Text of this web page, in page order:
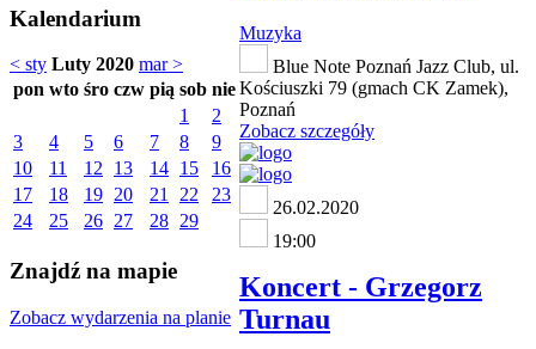
Kalendarium
< sty Luty 2020 mar >
pon wto śro czw pią sob nie
1
2
3
4 5 6 7 8
9
10
11 12 13 14 15
16
17
18 19 20 21 22
23
24
25 26 27 28 29
Znajdź na mapie
Zobacz wydarzenia na planie
Muzyka
Blue Note Poznań Jazz Club, ul.
Kościuszki 79 (gmach CK Zamek),
Poznań
Zobacz szczegóły
26.02.2020
19:00
Koncert - Grzegorz
Turnau